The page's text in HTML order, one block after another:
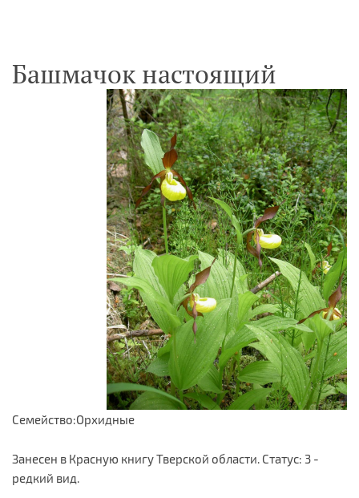
Башмачок настоящий
Семейство:Орхидные
Занесен в Красную книгу Тверской области. Статус: 3 -
редкий вид.